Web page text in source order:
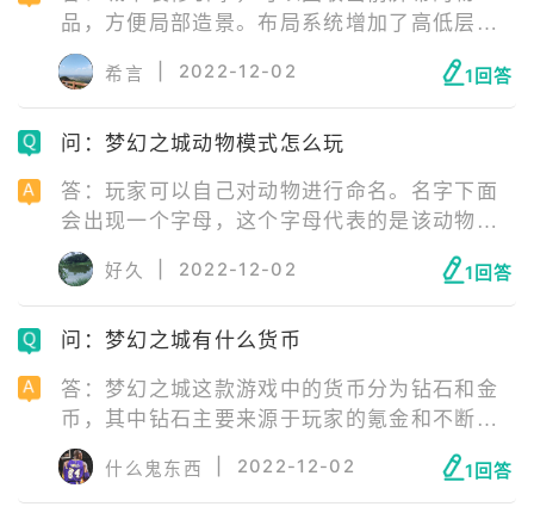
品，方便局部造景。布局系统增加了高低层次
的搭建比如山丘可以堆很高，山丘上也可以装
饰，也有向下发展的盆地，地面也增加了冰面
放特定的冰饰类装饰。还可以根据气候有冬
天、秋天、夜晚的变化。
希言 2022-12-02 1回答
问：梦幻之城动物模式怎么玩
答：玩家可以自己对动物进行命名。名字下面
会出现一个字母，这个字母代表的是该动物的
稀有程度，当然是越稀有越好。右边的数字代
表的是该动物拥有的能力。不同的动物能力是
不一样的，有的可以帮助玩家加快建造，缩短
时间，有的则可以帮助玩家更快的生产。
好久 2022-12-02 1回答
问：梦幻之城有什么货币
答：梦幻之城这款游戏中的货币分为钻石和金
币，其中钻石主要来源于玩家的氪金和不断提
升等级。而金币的获取方式就更多了，比如完
成热气球任务，完成小熊猫的篮子任务，完成
漂流瓶任务等等。
什么鬼东西 2022-12-02 1回答